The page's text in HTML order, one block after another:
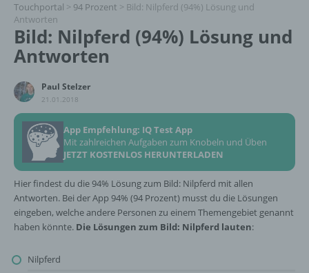
Touchportal > 94 Prozent > Bild: Nilpferd (94%) Lösung und
Antworten
Bild: Nilpferd (94%) Lösung und
Antworten
Paul Stelzer
21.01.2018
App Empfehlung: IQ Test App
Mit zahlreichen Aufgaben zum Knobeln und Üben
JETZT KOSTENLOS HERUNTERLADEN
Hier findest du die 94% Lösung zum Bild: Nilpferd mit allen
Antworten. Bei der App 94% (94 Prozent) musst du die Lösungen
eingeben, welche andere Personen zu einem Themengebiet genannt
haben könnte. Die Lösungen zum Bild: Nilpferd lauten:
Nilpferd